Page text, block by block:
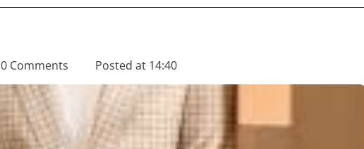
0 Comments Posted at 14:40